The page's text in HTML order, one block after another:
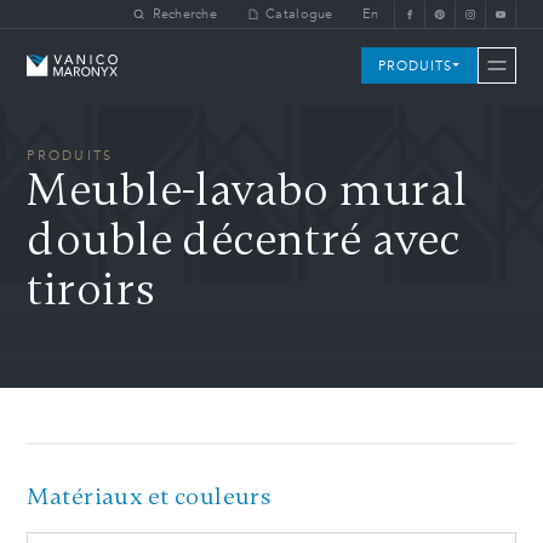
Skip to main contentRecherche Catalogue En
Vanico-Maronyx PRODUITS
PRODUITS
Meuble-lavabo mural
double décentré avec
tiroirs
Matériaux et couleurs